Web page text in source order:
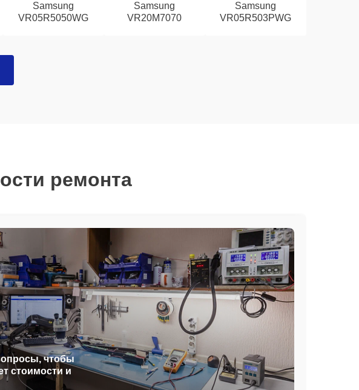
Samsung
VR05R5050WG
Samsung
VR20M7070
Samsung
VR05R503PWG
ремонта
чтобы
стоимости и